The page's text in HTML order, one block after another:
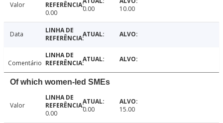
Valor
0.00
0.00 10.00
Data
Comentário
Of which women-led SMEs
Valor
0.00
0.00 15.00